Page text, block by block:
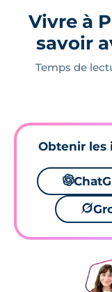
Vivre à
savoir
Temps de
Obtenir les
🌌
🪐